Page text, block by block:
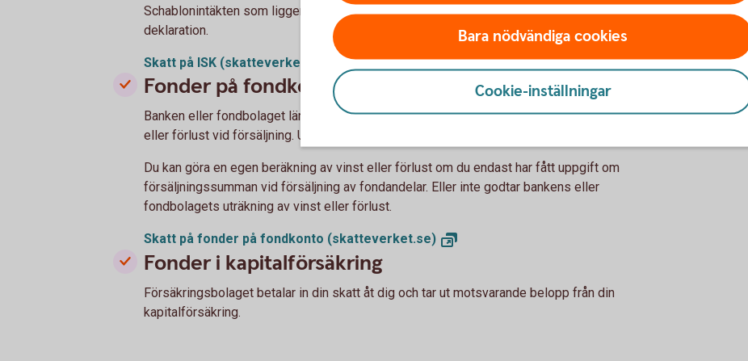
Schablonintäkten som ligger till grund för hur mycket skatt du ska betala, är förifylld i din
deklaration.
Skatt på ISK (skatteverket.se)
Fonder på fondkonto
Banken eller fondbolaget lämnar kontrolluppgifter om utdelning, schablonintäkt och vinst
eller förlust vid försäljning. Uppgifterna är förifyllda i din inkomstdeklaration.
Du kan göra en egen beräkning av vinst eller förlust om du endast har fått uppgift om
försäljningssumman vid försäljning av fondandelar. Eller inte godtar bankens eller
fondbolagets uträkning av vinst eller förlust.
Skatt på fonder på fondkonto (skatteverket.se)
Fonder i kapitalförsäkring
Försäkringsbolaget betalar in din skatt åt dig och tar ut motsvarande belopp från din
kapitalförsäkring.
Bara nödvändiga cookies
Cookie-inställningar